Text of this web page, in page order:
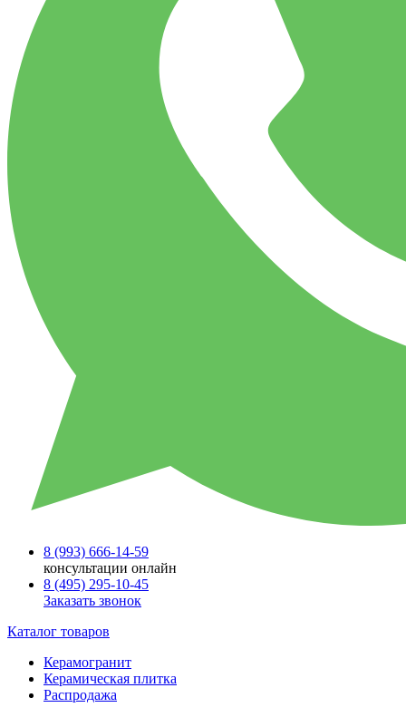
8 (993) 666-14-59
консультации онлайн
8 (495) 295-10-45
Заказать звонок
Каталог товаров
Керамогранит
Керамическая плитка
Распродажа